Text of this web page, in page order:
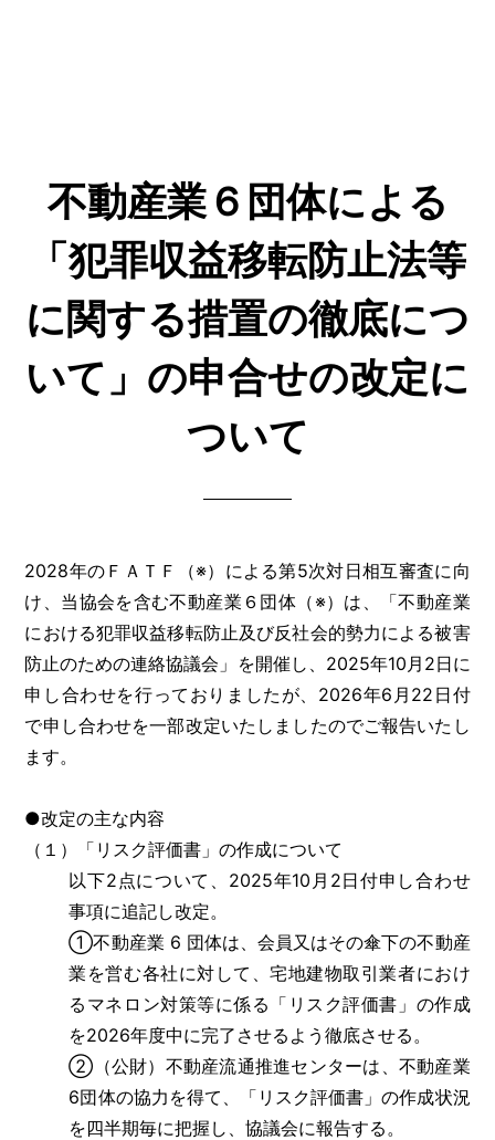
不動産業６団体による
「犯罪収益移転防止法等
に関する措置の徹底につ
いて」の申合せの改定に
ついて
2028年のＦＡＴＦ（※）による第5次対日相互審査に向
け、当協会を含む不動産業６団体（※）は、「不動産業
における犯罪収益移転防止及び反社会的勢力による被害
防止のための連絡協議会」を開催し、2025年10月2日に
申し合わせを行っておりましたが、2026年6月22日付
で申し合わせを一部改定いたしましたのでご報告いたし
ます。
●改定の主な内容
（１）「リスク評価書」の作成について
以下2点について、2025年10月2日付申し合わせ
事項に追記し改定。
①不動産業 6 団体は、会員又はその傘下の不動産
業を営む各社に対して、宅地建物取引業者におけ
るマネロン対策等に係る「リスク評価書」の作成
を2026年度中に完了させるよう徹底させる。
②（公財）不動産流通推進センターは、不動産業
6団体の協力を得て、「リスク評価書」の作成状況
を四半期毎に把握し、協議会に報告する。